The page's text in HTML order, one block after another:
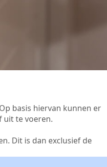
basis hiervan kunnen er
uit te voeren.
Dit is dan exclusief de